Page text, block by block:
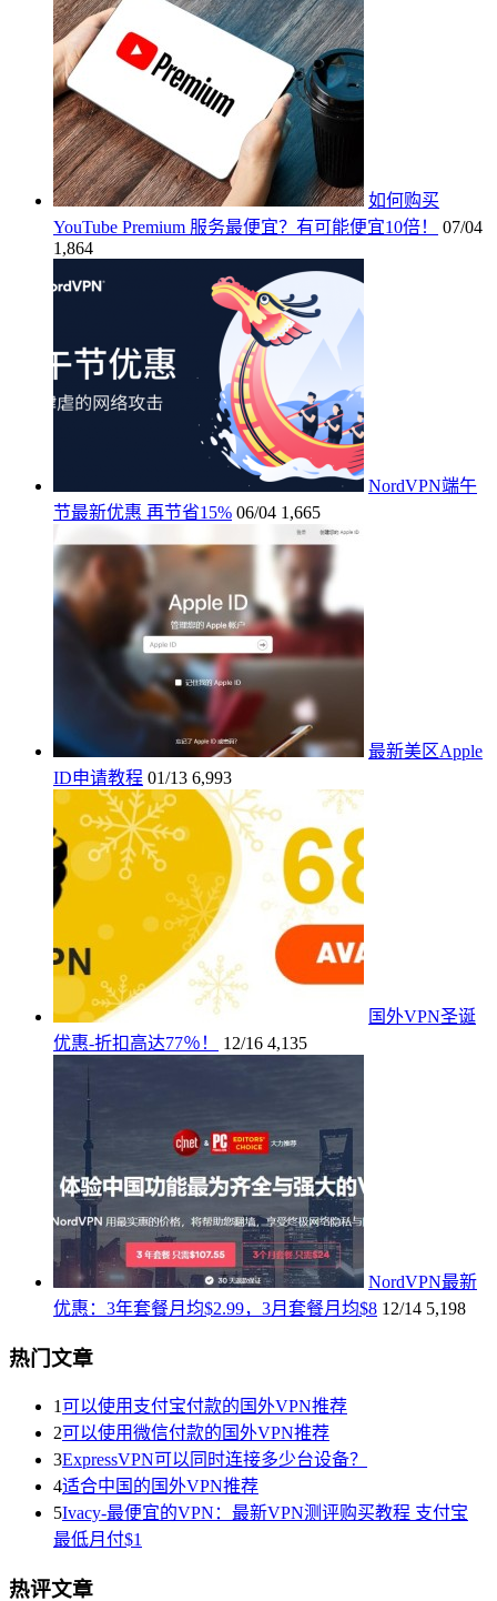
如何购买
YouTube Premium 服务最便宜？有可能便宜10倍！
07/04
1,864
NordVPN端午
节最新优惠 再节省15% 06/04 1,665
最新美区Apple
ID申请教程 01/13 6,993
国外VPN圣诞
优惠-折扣高达77％！
12/16 4,135
NordVPN最新
优惠：3年套餐月均$2.99，3月套餐月均$8 12/14 5,198
热门文章
1可以使用支付宝付款的国外VPN推荐
2可以使用微信付款的国外VPN推荐
3ExpressVPN可以同时连接多少台设备？
4适合中国的国外VPN推荐
5Ivacy-最便宜的VPN：最新VPN测评购买教程 支付宝
最低月付$1
热评文章